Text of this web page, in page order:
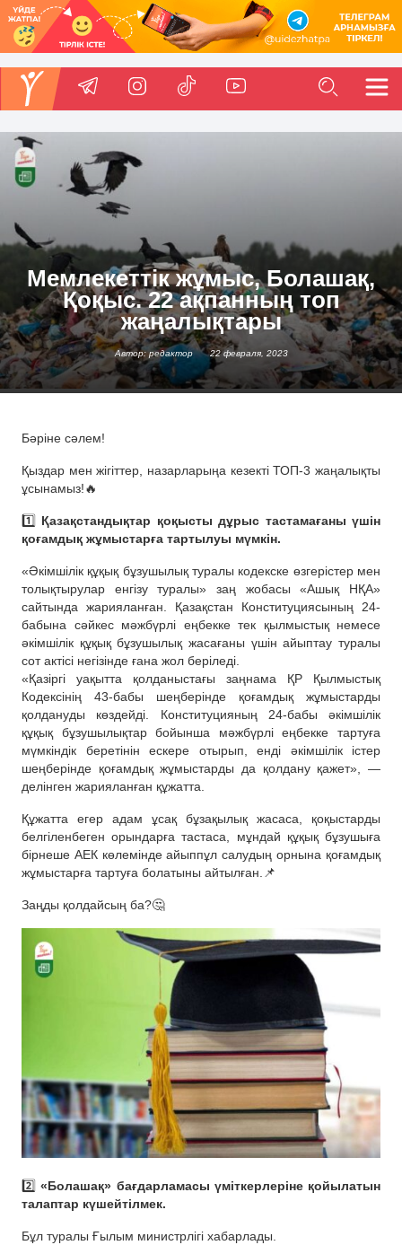
Мемлекеттік жұмыс, Болашақ,
Қоқыс. 22 ақпанның топ
жаңалықтары
Автор: редактор 22 февраля, 2023
Бәріне сәлем!
Қыздар мен жігіттер, назарларыңа кезекті ТОП-3 жаңалықты
ұсынамыз!🔥
1️⃣ Қазақстандықтар қоқысты дұрыс тастамағаны үшін
қоғамдық жұмыстарға тартылуы мүмкін.
«Әкімшілік құқық бұзушылық туралы кодекске өзгерістер мен
толықтырулар енгізу туралы» заң жобасы «Ашық НҚА»
сайтында жарияланған. Қазақстан Конституциясының 24-
бабына сәйкес мәжбүрлі еңбекке тек қылмыстық немесе
әкімшілік құқық бұзушылық жасағаны үшін айыптау туралы
сот актісі негізінде ғана жол беріледі.
«Қазіргі уақытта қолданыстағы заңнама ҚР Қылмыстық
Кодексінің 43-бабы шеңберінде қоғамдық жұмыстарды
қолдануды көздейді. Конституцияның 24-бабы әкімшілік
құқық бұзушылықтар бойынша мәжбүрлі еңбекке тартуға
мүмкіндік беретінін ескере отырып, енді әкімшілік істер
шеңберінде қоғамдық жұмыстарды да қолдану қажет», —
делінген жарияланған құжатта.
Құжатта егер адам ұсақ бұзақылық жасаса, қоқыстарды
белгіленбеген орындарға тастаса, мұндай құқық бұзушыға
бірнеше АЕК көлемінде айыппұл салудың орнына қоғамдық
жұмыстарға тартуға болатыны айтылған.📌
Заңды қолдайсың ба?🤔
2️⃣ «Болашақ» бағдарламасы үміткерлеріне қойылатын
талаптар күшейтілмек.
Бұл туралы Ғылым министрлігі хабарлады.